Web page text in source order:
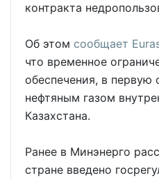
контракта
Об этом сообщает
что временное
обеспечения, в
нефтяным газом
Казахстана.
Ранее в Минэнерго
стране введено